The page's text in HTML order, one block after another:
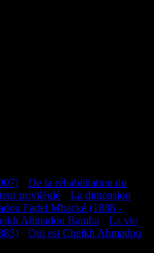
De la réhabilitation du
privilégié
La dimension
Fadel Mbacké (1888 -
Ahmadou Bamba
La vie
Qui est Cheikh Ahmadou